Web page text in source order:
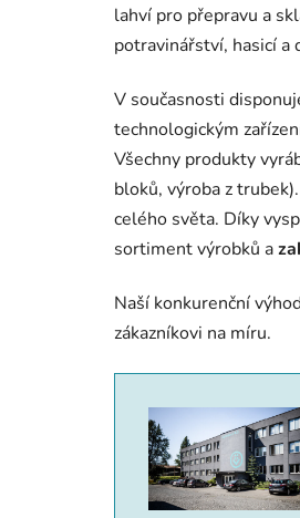
lahví pro přepravu a
potravinářství, hasicí a
V současnosti
technologickým
Všechny produkty
bloků, výroba z
celého světa. Díky
sortiment výrobků a
Naší konkurenční
zákazníkovi na míru.